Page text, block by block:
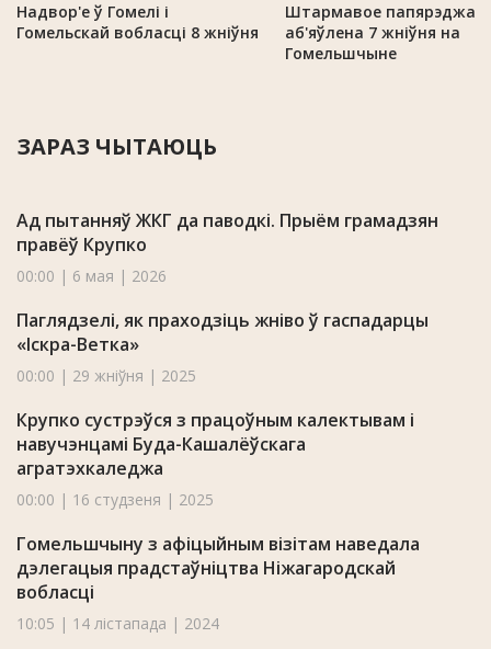
Надвор'е ў Гомелі і
Гомельскай вобласці 8 жніўня
Штармавое
аб'яўлена 7 жніўня на
Гомельшчыне
ЗАРАЗ ЧЫТАЮЦЬ
Ад пытанняў ЖКГ да паводкі. Прыём грамадзян
правёў Крупко
00:00 | 6 мая | 2026
Паглядзелі, як праходзіць жніво ў гаспадарцы
«Іскра-Ветка»
00:00 | 29 жніўня | 2025
Крупко сустрэўся з працоўным калектывам і
навучэнцамі Буда-Кашалёўскага
агратэхкаледжа
00:00 | 16 студзеня | 2025
Гомельшчыну з афіцыйным візітам наведала
дэлегацыя прадстаўніцтва Ніжагародскай
вобласці
10:05 | 14 лістапада | 2024